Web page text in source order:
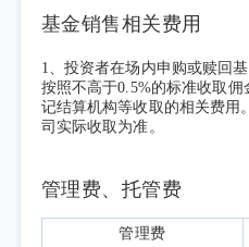
科技创新、普惠小微领
向的领域持续受到市场
有所提升；假期消费带
资金围绕产业升级主线
内部分化明显。中证
基金销售相关费用
1、投资者在场内申购或赎回
按照不高于0.5%的标准收取
记结算机构等收取的相关费用
司实际收取为准。
管理费、托管费
管理费